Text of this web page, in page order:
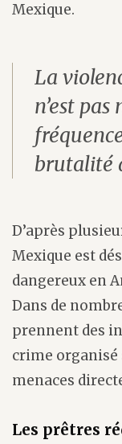
Mexique.
La
n’est
brutalité
D’après
Mexique est
dangereux en
Dans de
prennent des
crime organisé
menaces
Les prêtres